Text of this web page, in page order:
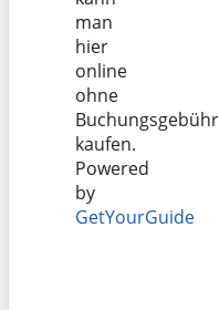
man
hier
online
ohne
Buchungsgebühr
kaufen.
Powered
by
GetYourGuide